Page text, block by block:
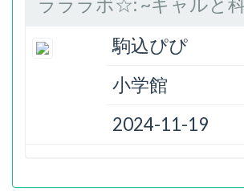
ラララボ☆: ~ギャルと
駒込ぴぴ
小学館
2024-11-19